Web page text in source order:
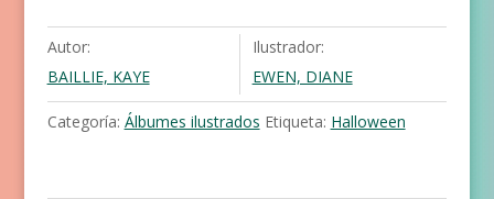
joven
zombi
que
tragó
Autor:
BAILLIE, KAYE
Ilustrador:
EWEN, DIANE
Categoría: Álbumes ilustrados Etiqueta: Halloween